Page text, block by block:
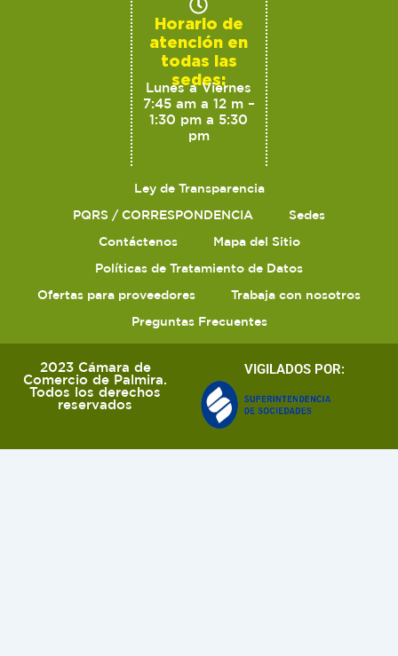
Horario de
atención en
todas las
sedes:
Lunes a Viernes
7:45 am a 12 m –
1:30 pm a 5:30
pm
Ley de Transparencia
PQRS / CORRESPONDENCIA
Sedes
Contáctenos
Mapa del Sitio
Políticas de Tratamiento de Datos
Ofertas para proveedores
Trabaja con nosotros
Preguntas Frecuentes
2023 Cámara de
Comercio de Palmira.
Todos los derechos
reservados
VIGILADOS POR: